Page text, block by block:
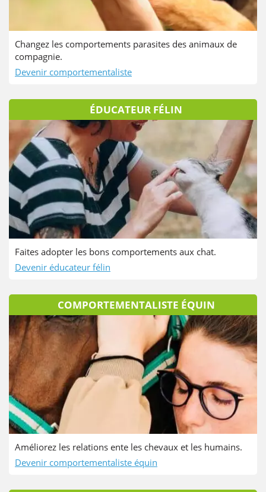
Changez les comportements parasites des animaux de
compagnie.
Devenir comportementaliste
ÉDUCATEUR FÉLIN
Faites adopter les bons comportements aux chat.
Devenir éducateur félin
COMPORTEMENTALISTE ÉQUIN
Améliorez les relations ente les chevaux et les humains.
Devenir comportementaliste équin